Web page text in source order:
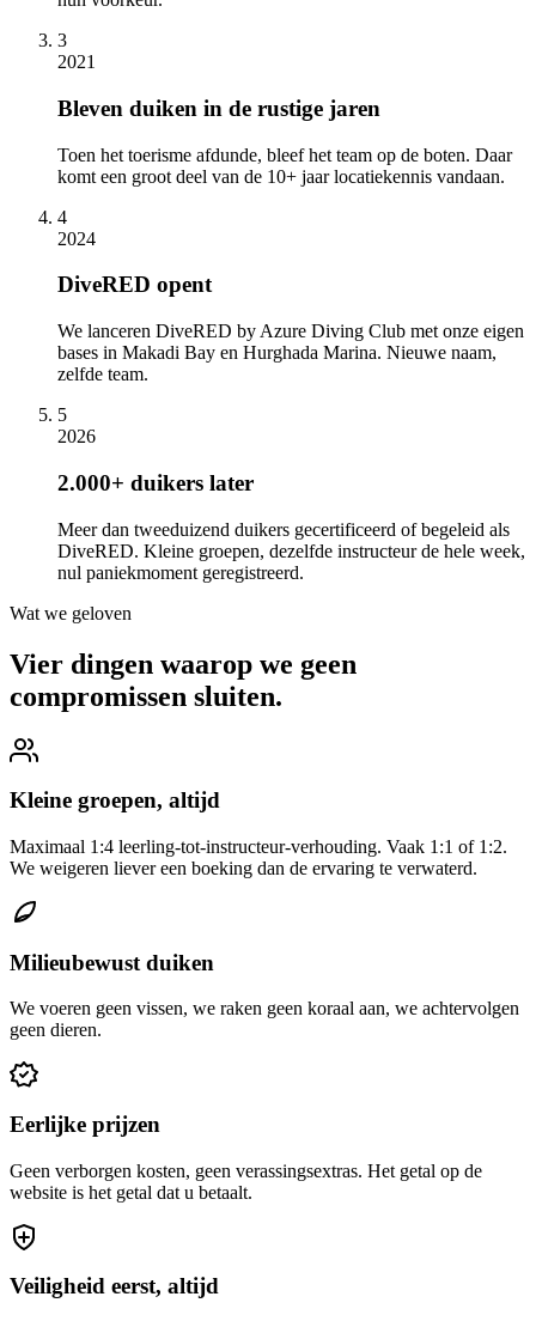
3
2021
Bleven duiken in de rustige jaren
Toen het toerisme afdunde, bleef het team op de boten. Daar
komt een groot deel van de 10+ jaar locatiekennis vandaan.
4
2024
DiveRED opent
We lanceren DiveRED by Azure Diving Club met onze eigen
bases in Makadi Bay en Hurghada Marina. Nieuwe naam,
zelfde team.
5
2026
2.000+ duikers later
Meer dan tweeduizend duikers gecertificeerd of begeleid als
DiveRED. Kleine groepen, dezelfde instructeur de hele week,
nul paniekmoment geregistreerd.
Wat we geloven
Vier dingen waarop we geen
compromissen sluiten.
Kleine groepen, altijd
Maximaal 1:4 leerling-tot-instructeur-verhouding. Vaak 1:1 of 1:2.
We weigeren liever een boeking dan de ervaring te verwaterd.
Milieubewust duiken
We voeren geen vissen, we raken geen koraal aan, we achtervolgen
geen dieren.
Eerlijke prijzen
Geen verborgen kosten, geen verassingsextras. Het getal op de
website is het getal dat u betaalt.
Veiligheid eerst, altijd